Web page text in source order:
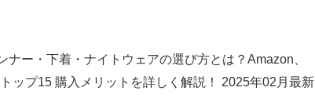
ナー・下着・ナイトウェアの選び方とは？Amazon、
ップ15 購入メリットを詳しく解説！ 2025年02月最新